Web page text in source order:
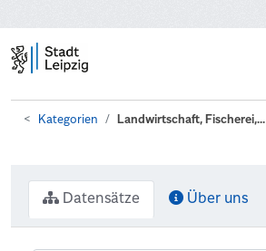
Kategorien Landwirtschaft, Fischerei,...
Datensätze Über uns